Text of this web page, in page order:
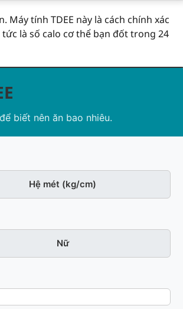
tính TDEE này là cách chính xác
tức là số calo cơ thể bạn đốt trong 24
biết nên ăn bao nhiêu.
Hệ mét (kg/cm)
Nữ